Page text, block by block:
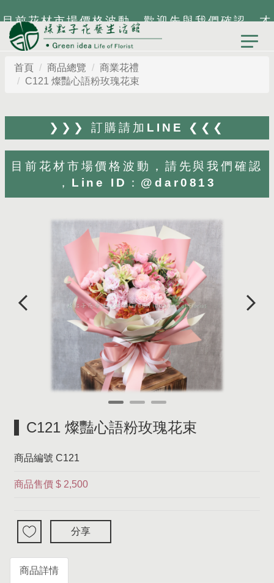
首頁 商品總覽
商業花禮
C121 燦豔心語粉玫瑰花束
❯❯❯ 訂購請加LINE ❮❮❮
目前花材市場價格波動，請先與我們確認
，Line ID：@dar0813
C121 燦豔心語粉玫瑰花束
商品編號 C121
商品售價 $ 2,500
分享
商品詳情
目前花材市場價格波動，歡迎先與我們確認，才
能為您打造最貼心設計